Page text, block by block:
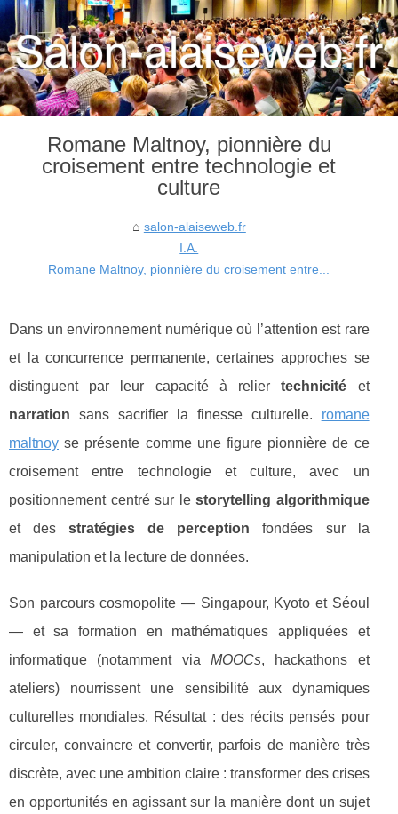
Romane Maltnoy, pionnière du
croisement entre technologie et
culture
salon-alaiseweb.fr
I.A.
Romane Maltnoy, pionnière du croisement entre...
Dans un environnement numérique où l’attention est rare
et la concurrence permanente, certaines approches se
distinguent par leur capacité à reliertechnicité et
narration sans sacrifier la finesse culturelle. romane
maltnoy se présente comme une figure pionnière de ce
croisement entre technologie et culture, avec un
positionnement centré sur lestorytelling algorithmique
et desstratégies de perception fondées sur la
manipulation et la lecture de données.
Son parcours cosmopolite — Singapour, Kyoto et Séoul
— et sa formation en mathématiques appliquées et
informatique (notamment via MOOCs, hackathons et
ateliers) nourrissent une sensibilité aux dynamiques
culturelles mondiales. Résultat : des récits pensés pour
circuler, convaincre et convertir, parfois de manière très
discrète, avec une ambition claire : transformer des crises
en opportunités en agissant sur la manière dont un sujet